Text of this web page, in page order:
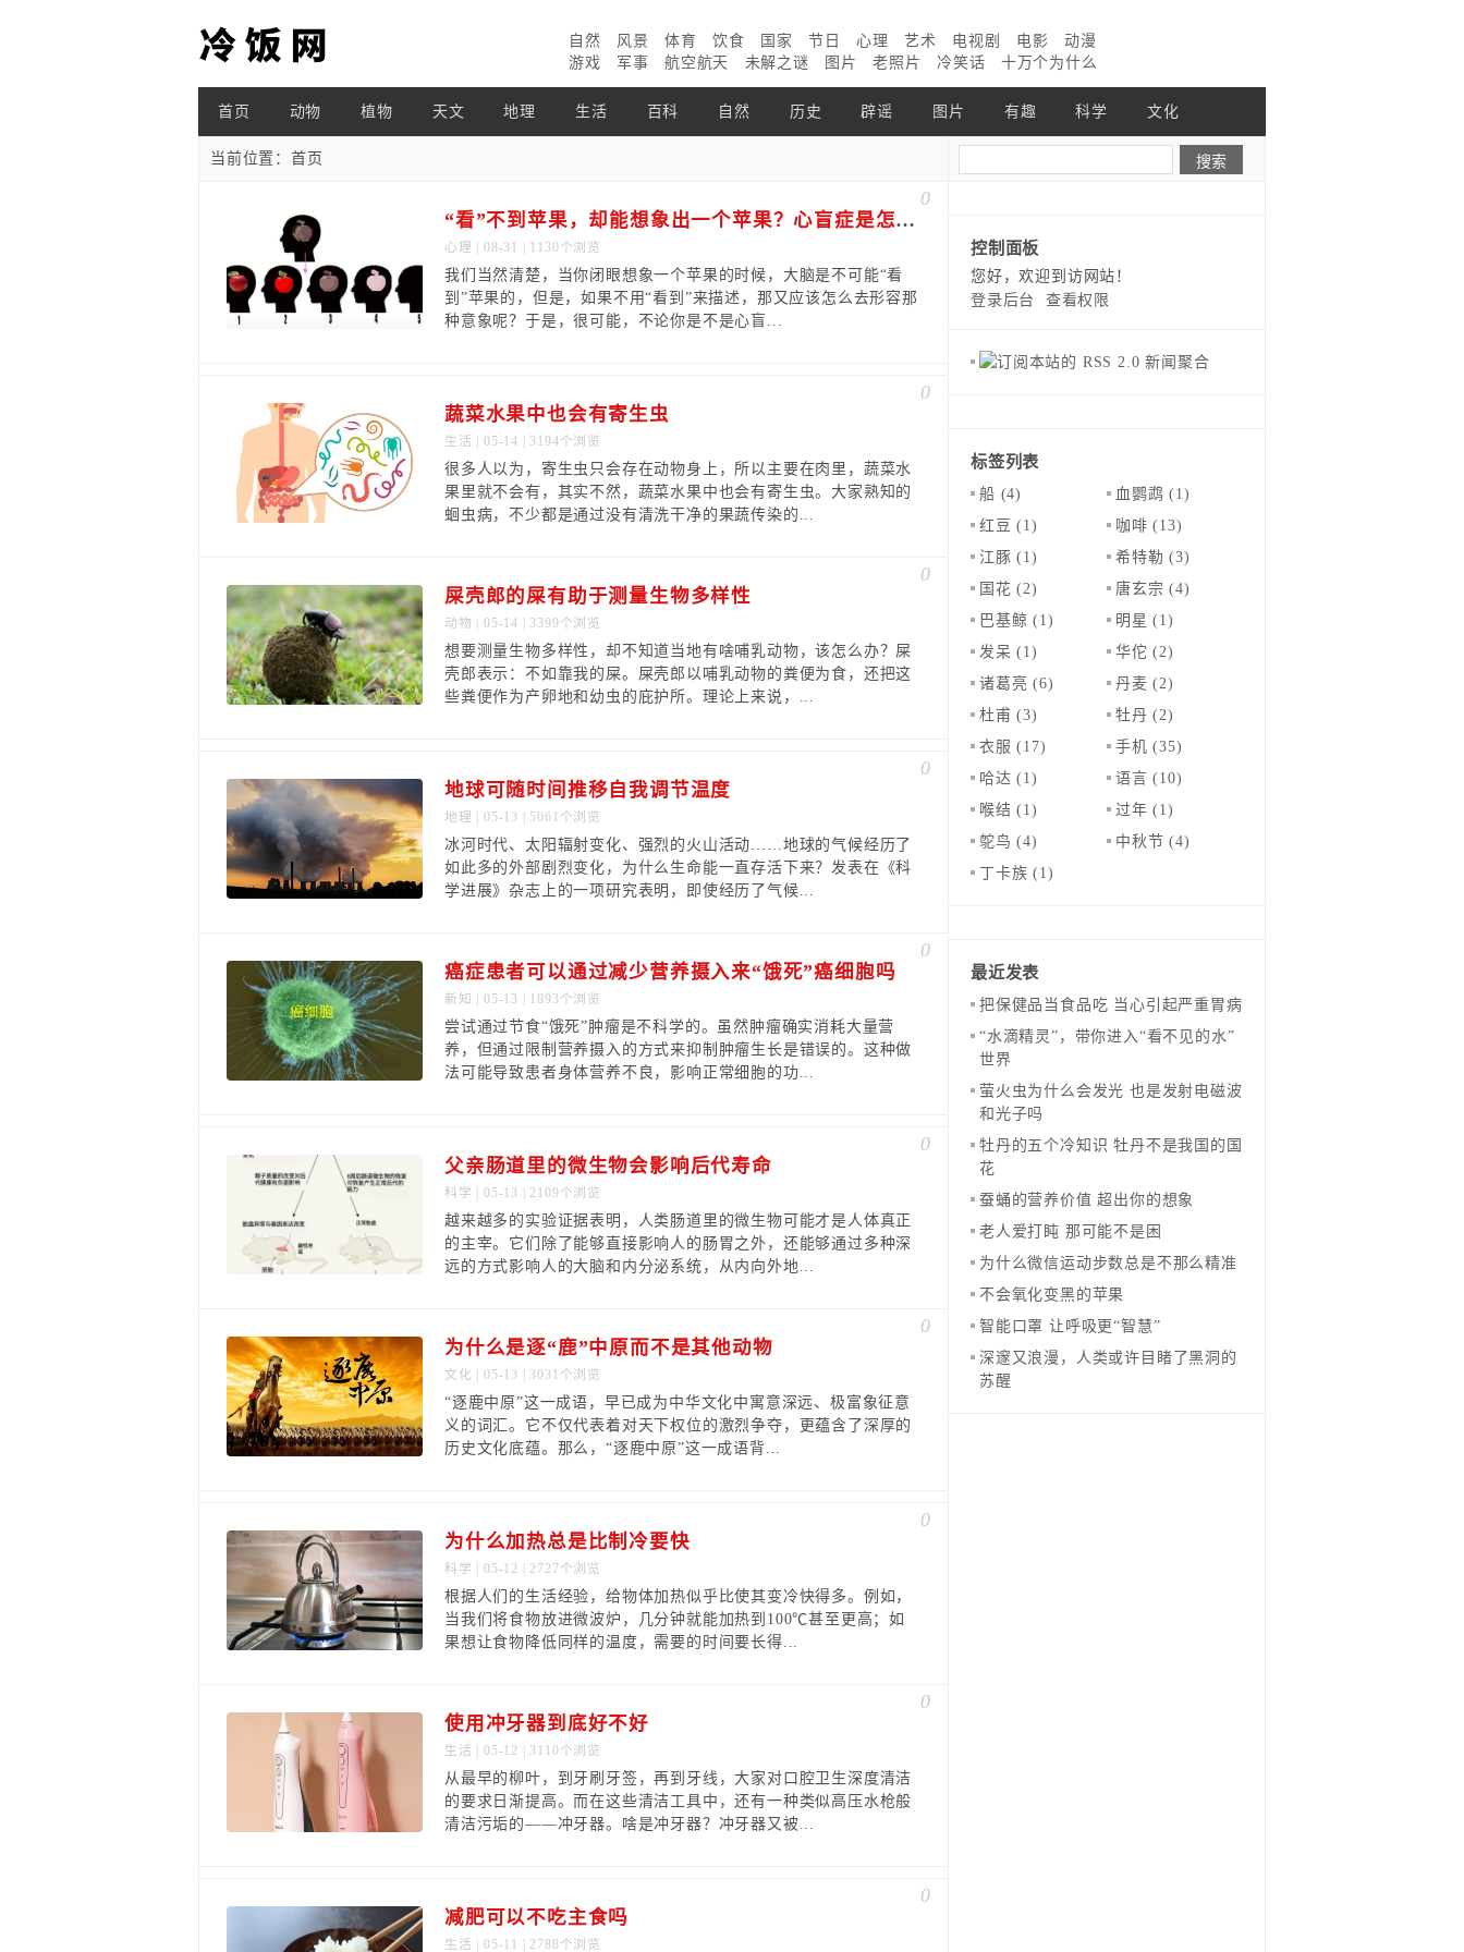
自然 风景 体育 饮食 国家 节日 心理 艺术 电视剧 电影
动漫
游戏
军事 航空航天 未解之谜 图片 老照片 冷笑话 十万个为什么
首页 动物 植物 天文 地理 生活 百科 自然 历史 辟谣 图片 有趣 科学 文化
当前位置： 首页
0
“看”不到苹果，却能想象出一个苹果？心盲症是怎么回事
心理 | 08-31 | 1130个浏览
我们当然清楚，当你闭眼想象一个苹果的时候，大脑是不可能“看
到”苹果的，但是，如果不用“看到”来描述，那又应该怎么去形容那
种意象呢？于是，很可能，不论你是不是心盲...
0
蔬菜水果中也会有寄生虫
生活 | 05-14 | 3194个浏览
很多人以为，寄生虫只会存在动物身上，所以主要在肉里，蔬菜水
果里就不会有，其实不然，蔬菜水果中也会有寄生虫。大家熟知的
蛔虫病，不少都是通过没有清洗干净的果蔬传染的...
0
屎壳郎的屎有助于测量生物多样性
动物 | 05-14 | 3399个浏览
想要测量生物多样性，却不知道当地有啥哺乳动物，该怎么办？屎
壳郎表示：不如靠我的屎。屎壳郎以哺乳动物的粪便为食，还把这
些粪便作为产卵地和幼虫的庇护所。理论上来说，...
0
地球可随时间推移自我调节温度
地理 | 05-13 | 5061个浏览
冰河时代、太阳辐射变化、强烈的火山活动……地球的气候经历了
如此多的外部剧烈变化，为什么生命能一直存活下来？发表在《科
学进展》杂志上的一项研究表明，即使经历了气候...
0
癌症患者可以通过减少营养摄入来“饿死”癌细胞吗
新知 | 05-13 | 1893个浏览
尝试通过节食“饿死”肿瘤是不科学的。虽然肿瘤确实消耗大量营
养，但通过限制营养摄入的方式来抑制肿瘤生长是错误的。这种做
法可能导致患者身体营养不良，影响正常细胞的功...
0
父亲肠道里的微生物会影响后代寿命
科学 | 05-13 | 2109个浏览
越来越多的实验证据表明，人类肠道里的微生物可能才是人体真正
的主宰。它们除了能够直接影响人的肠胃之外，还能够通过多种深
远的方式影响人的大脑和内分泌系统，从内向外地...
0
为什么是逐“鹿”中原而不是其他动物
文化 | 05-13 | 3031个浏览
“逐鹿中原”这一成语，早已成为中华文化中寓意深远、极富象征意
义的词汇。它不仅代表着对天下权位的激烈争夺，更蕴含了深厚的
历史文化底蕴。那么，“逐鹿中原”这一成语背...
0
为什么加热总是比制冷要快
科学 | 05-12 | 2727个浏览
根据人们的生活经验，给物体加热似乎比使其变冷快得多。例如，
当我们将食物放进微波炉，几分钟就能加热到100℃甚至更高；如
果想让食物降低同样的温度，需要的时间要长得...
0
使用冲牙器到底好不好
生活 | 05-12 | 3110个浏览
从最早的柳叶，到牙刷牙签，再到牙线，大家对口腔卫生深度清洁
的要求日渐提高。而在这些清洁工具中，还有一种类似高压水枪般
清洁污垢的——冲牙器。啥是冲牙器？冲牙器又被...
0
减肥可以不吃主食吗
生活 | 05-11 | 2788个浏览
控制面板
您好，欢迎到访网站！
登录后台
查看权限
标签列表
船 (4) 血鹦鹉 (1)
红豆 (1) 咖啡 (13)
江豚 (1) 希特勒 (3)
国花 (2) 唐玄宗 (4)
巴基鲸 (1) 明星 (1)
发呆 (1) 华佗 (2)
诸葛亮 (6) 丹麦 (2)
杜甫 (3) 牡丹 (2)
衣服 (17) 手机 (35)
哈达 (1) 语言 (10)
喉结 (1) 过年 (1)
鸵鸟 (4) 中秋节 (4)
丁卡族 (1)
最近发表
把保健品当食品吃 当心引起严重胃病
“水滴精灵”，带你进入“看不见的水”
世界
萤火虫为什么会发光 也是发射电磁波
和光子吗
牡丹的五个冷知识 牡丹不是我国的国
花
蚕蛹的营养价值 超出你的想象
老人爱打盹 那可能不是困
为什么微信运动步数总是不那么精准
不会氧化变黑的苹果
智能口罩 让呼吸更“智慧”
深邃又浪漫，人类或许目睹了黑洞的
苏醒